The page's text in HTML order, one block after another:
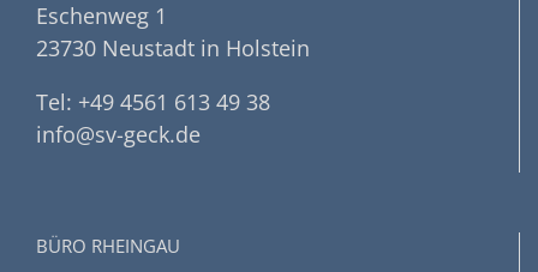
Eschenweg 1
23730 Neustadt in Holstein
Tel: +49 4561 613 49 38
info@sv-geck.de
BÜRO RHEINGAU